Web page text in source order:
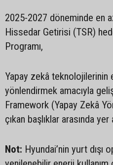
2025-2027 döneminde en
Hissedar Getirisi (TSR)
Programı,
Yapay zekâ teknolojilerinin
yönlendirmek amacıyla
Framework (Yapay Zekâ
çıkan başlıklar arasında yer
Not: Hyundai’nin yurt dışı